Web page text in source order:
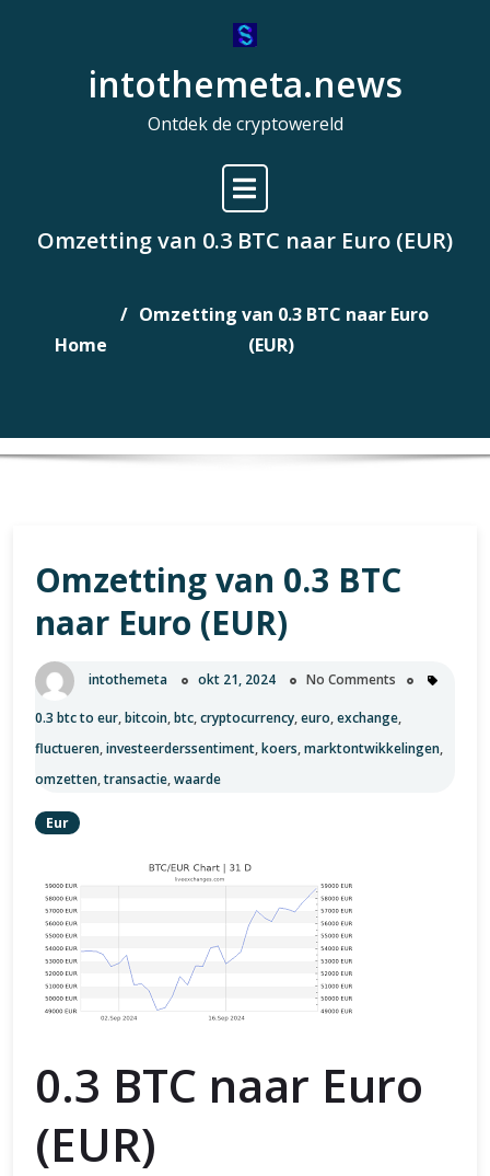
intothemeta.news
Ontdek de cryptowereld
Omzetting van 0.3 BTC naar Euro (EUR)
Home
Omzetting van 0.3 BTC naar Euro
(EUR)
Omzetting van 0.3 BTC
naar Euro (EUR)
intothemeta okt 21, 2024 No Comments
0.3 btc to eur,bitcoin,btc,cryptocurrency,euro,exchange,
fluctueren,investeerderssentiment,koers,marktontwikkelingen,
omzetten,transactie,waarde
Eur
0.3 BTC naar Euro
(EUR)